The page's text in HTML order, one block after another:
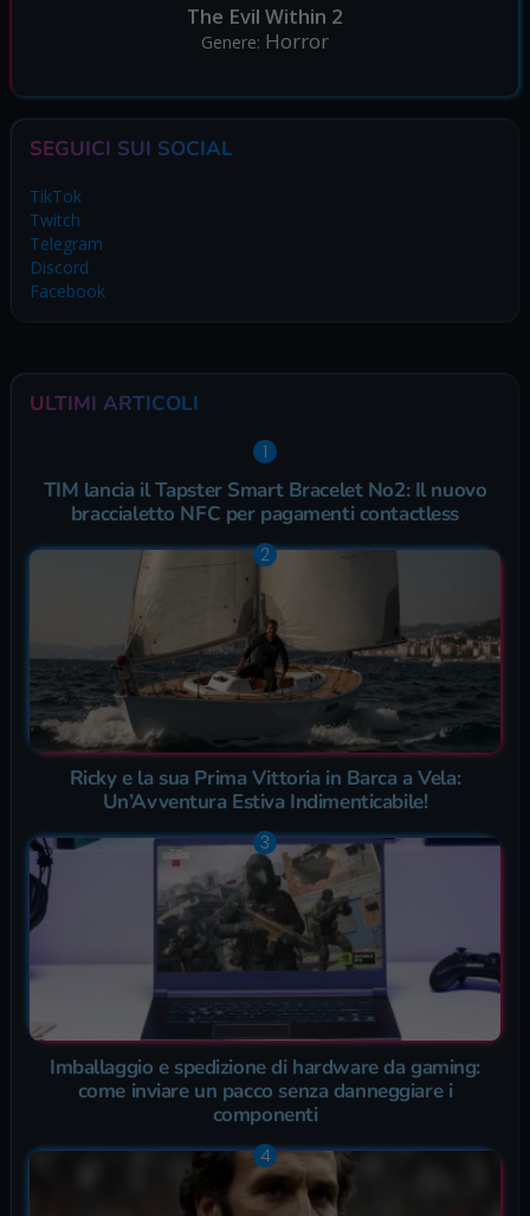
The Evil Within 2
Genere: Horror
SEGUICI SUI SOCIAL
TikTok
Twitch
Telegram
Discord
Facebook
ULTIMI ARTICOLI
TIM lancia il Tapster Smart Bracelet No2: Il nuovo
braccialetto NFC per pagamenti contactless
Ricky e la sua Prima Vittoria in Barca a Vela:
Un’Avventura Estiva Indimenticabile!
Imballaggio e spedizione di hardware da gaming:
come inviare un pacco senza danneggiare i
componenti